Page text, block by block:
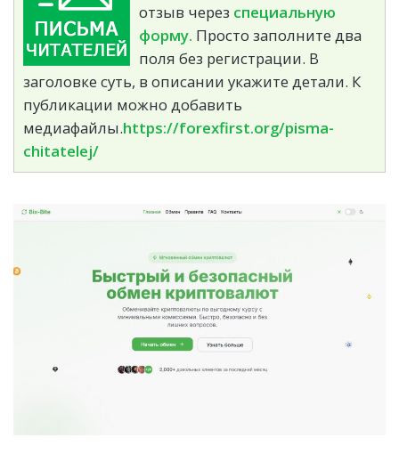
отзыв через специальную
форму. Просто заполните два
поля без регистрации. В
заголовке суть, в описании укажите детали. К
публикации можно добавить
медиафайлы.https://forexfirst.org/pisma-
chitatelej/